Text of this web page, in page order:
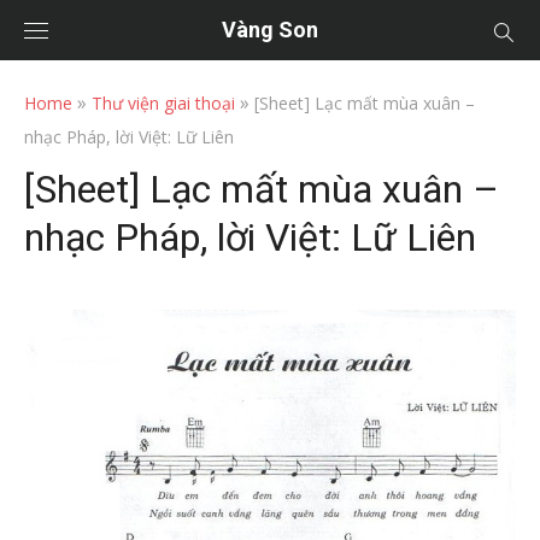
Vàng Son
Home » Thư viện giai thoại » [Sheet] Lạc mất mùa xuân –
nhạc Pháp, lời Việt: Lữ Liên
[Sheet] Lạc mất mùa xuân –
nhạc Pháp, lời Việt: Lữ Liên